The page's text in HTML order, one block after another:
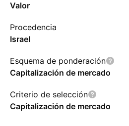
Valor
Procedencia
Israel
Esquema de ponderación
Capitalización de mercado
Criterio de selección
Capitalización de mercado